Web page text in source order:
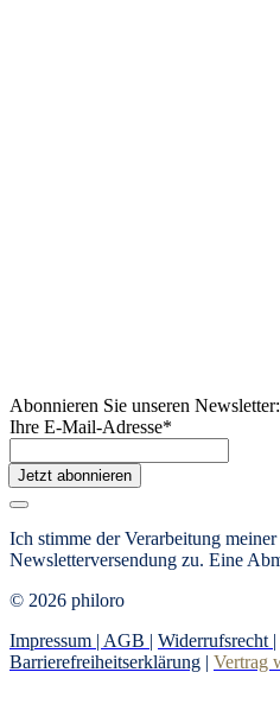
Abonnieren Sie unseren Newsletter:
Ihre E-Mail-Adresse*
Jetzt abonnieren
Ich stimme der Verarbeitung
Newsletterversendung zu. Eine
© 2026 philoro
Impressum | AGB | Widerrufsrecht |
Barrierefreiheitserklärung | Vertrag